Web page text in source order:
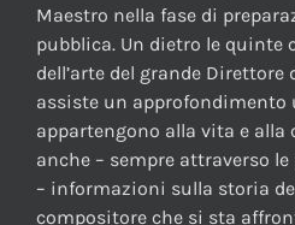
Maestro nella fase di
pubblica. Un dietro le quinte
dell’arte del grande Direttore
assiste un approfondimento
appartengono alla vita e alla
anche – sempre attraverso
– informazioni sulla storia
compositore che si sta